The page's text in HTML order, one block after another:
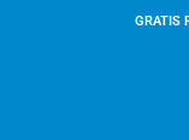
GRATIS